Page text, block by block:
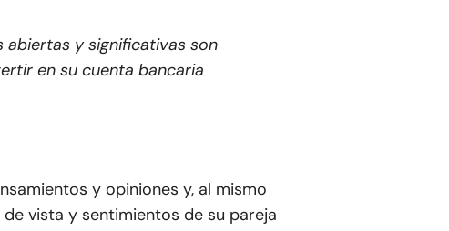
abiertas y significativas son
en su cuenta bancaria
y opiniones y, al mismo
vista y sentimientos de su pareja